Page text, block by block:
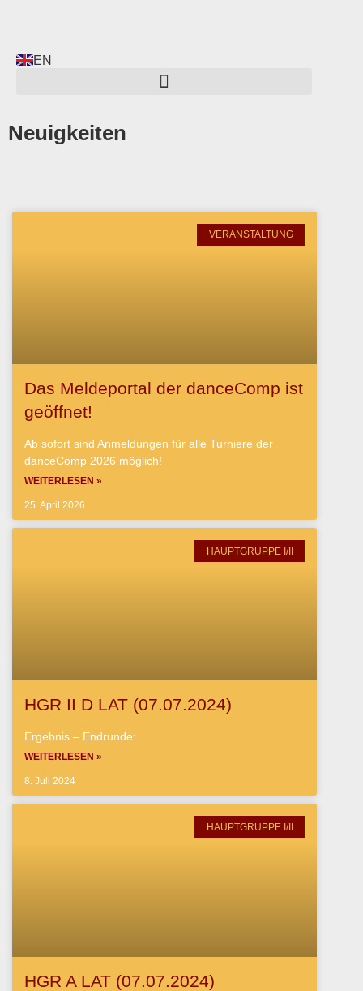
EN
Neuigkeiten
VERANSTALTUNG
Das Meldeportal der danceComp ist
geöffnet!
Ab sofort sind Anmeldungen für alle Turniere der
danceComp 2026 möglich!
WEITERLESEN »
25. April 2026
HAUPTGRUPPE I/II
HGR II D LAT (07.07.2024)
Ergebnis – Endrunde:
WEITERLESEN »
8. Juli 2024
HAUPTGRUPPE I/II
HGR A LAT (07.07.2024)